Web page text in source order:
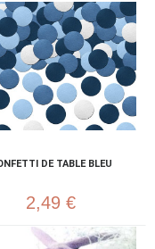
DE TABLE BLEU
2,49 €